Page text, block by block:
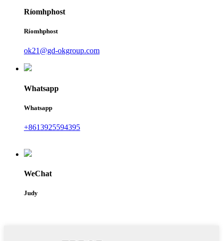
Ríomhphost
Ríomhphost
ok21@gd-okgroup.com
Whatsapp
Whatsapp
+8613925594395
WeChat
Judy